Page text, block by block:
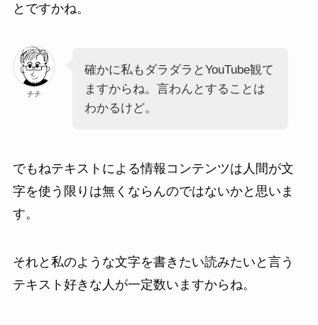
とですかね。
チチ
確かに私もダラダラとYouTube観て
ますからね。言わんとすることは
わかるけど。
でもねテキストによる情報コンテンツは人間が文
字を使う限りは無くならんのではないかと思いま
す。
それと私のような文字を書きたい読みたいと言う
テキスト好きな人が一定数いますからね。